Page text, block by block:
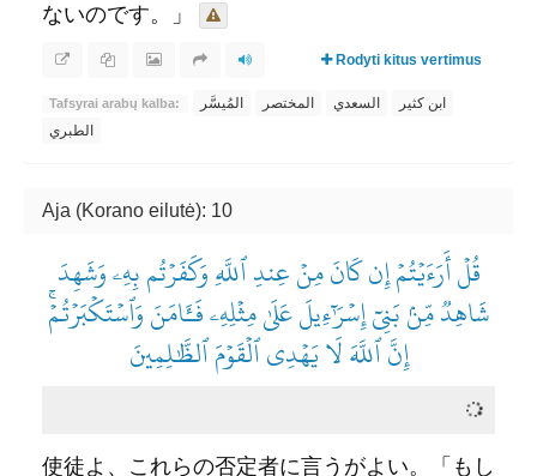
ないのです。」
Rodyti kitus vertimus
Tafsyrai arabų kalba: المُيسَّر المختصر السعدي
ابن كثير
الطبري
Aja (Korano eilutė): 10
قُلۡ أَرَءَيۡتُمۡ إِن كَانَ مِنۡ عِندِ ٱللَّهِ وَكَفَرۡتُم بِهِۦ وَشَهِدَ
شَاهِدٞ مِّنۢ بَنِيٓ إِسۡرَٰٓءِيلَ عَلَىٰ مِثۡلِهِۦ فَـَٔامَنَ وَٱسۡتَكۡبَرۡتُمۡۚ
إِنَّ ٱللَّهَ لَا يَهۡدِي ٱلۡقَوۡمَ ٱلظَّٰلِمِينَ
使徒よ、これらの否定者に言うがよい。「もし